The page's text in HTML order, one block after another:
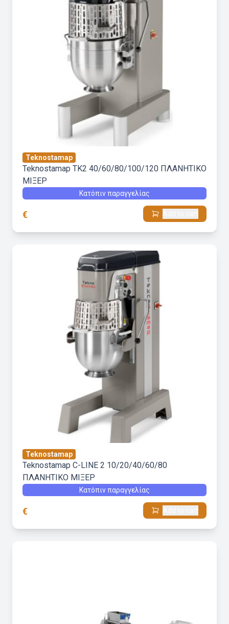
Teknostamap
Teknostamap TK2 40/60/80/100/120 ΠΛΑΝΗΤΙΚΟ
ΜΙΞΕΡ
Κατόπιν παραγγελίας
€
Teknostamap
Teknostamap C-LINE 2 10/20/40/60/80
ΠΛΑΝΗΤΙΚΟ ΜΙΞΕΡ
Κατόπιν παραγγελίας
€